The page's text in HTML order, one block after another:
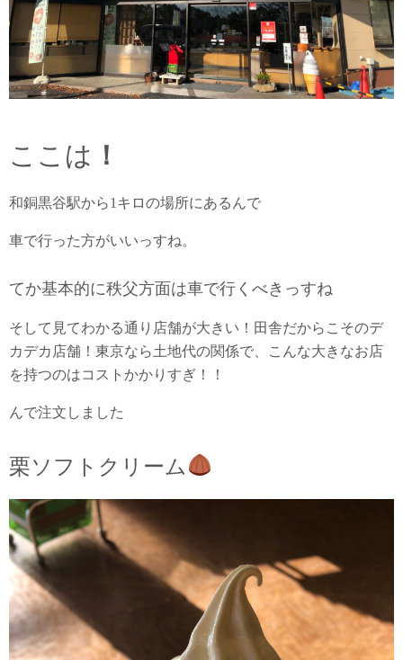
ここは ！
和銅黒谷駅から1キロの場所にあるんで
車で行った方がいいっすね。
てか基本的に秩父方面は車で行くべきっすね
そして見てわかる通り店舗が大きい！田舎だからこそのデ
カデカ店舗！東京なら土地代の関係で、こんな大きなお店
を持つのはコストかかりすぎ！！
んで注文しました
栗ソフトクリーム